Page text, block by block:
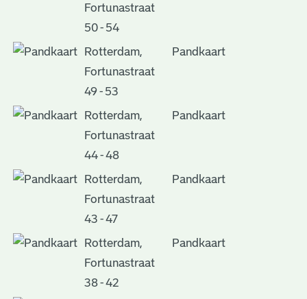
Fortunastraat
50 - 54
Rotterdam,
Fortunastraat
49 - 53
Pandkaart
Rotterdam,
Fortunastraat
44 - 48
Pandkaart
Rotterdam,
Fortunastraat
43 - 47
Pandkaart
Rotterdam,
Fortunastraat
38 - 42
Pandkaart